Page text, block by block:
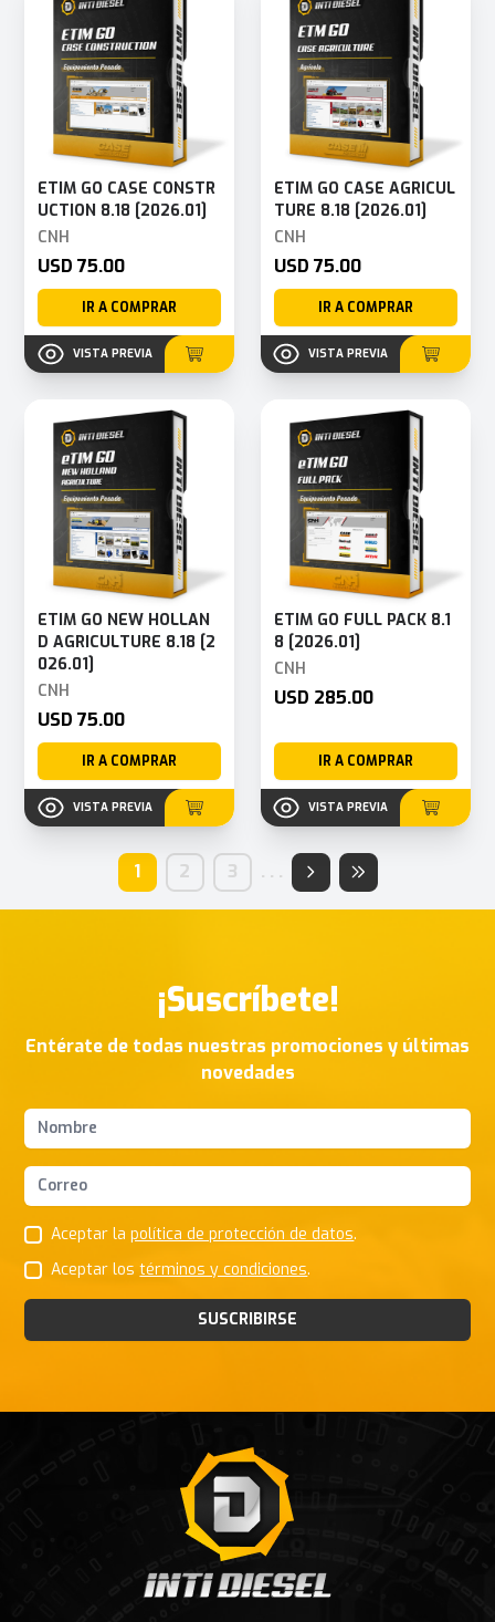
ETIM GO CASE CONSTR
UCTION 8.18 [2026.01]
CNH
USD 75.00
IR A COMPRAR
VISTA PREVIA
ETIM GO CASE AGRICUL
TURE 8.18 [2026.01]
CNH
USD 75.00
IR A COMPRAR
VISTA PREVIA
ETIM GO NEW HOLLAN
D AGRICULTURE 8.18 [2
026.01]
CNH
USD 75.00
IR A COMPRAR
VISTA PREVIA
ETIM GO FULL PACK 8.1
8 [2026.01]
CNH
USD 285.00
IR A COMPRAR
VISTA PREVIA
1 2 3 . . .
¡Suscríbete!
Entérate de todas nuestras promociones y últimas
novedades
Nombres y apellidos
Correo Electrónico
Aceptar lapolítica de protección de datos.
Aceptar lostérminos y condiciones.
SUSCRIBIRSE